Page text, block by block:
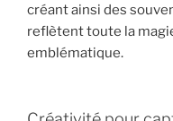
créant ainsi des
reflètent toute la
emblématique.